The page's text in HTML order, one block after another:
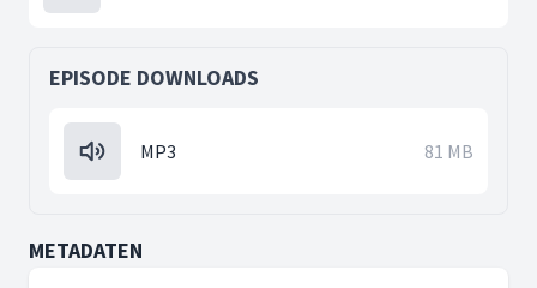
EPISODE DOWNLOADS
MP3 81 MB
METADATEN